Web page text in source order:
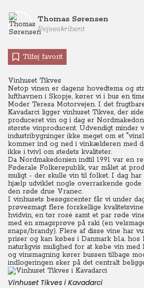
Thomas Sørensen
Rejseskribent
Tilføj favorit
Vinhuset Tikves
Netop vinen er dagens hovedtema og
lufthavnen i Skopje, kører vi i bus en
Moder Teresa Motorvejen. I det
Kavadarci ligger vinhuset Tikves, der
produceret vin og i dag er
største vinproducent. Udvendigt minder
industribygninger ikke meget om et
kommer ind og ned i vinkælderen med
ikke i tvivl om stedets kvaliteter.
Da Nordmakedonien indtil 1991 var en
Føderale Folkerepublik, var målet at
muligt - der skulle vin til folket. I dag har
hjælp udviklet nogle overraskende gode
den røde drue Vranec.
I vinhusets besøgscenter får vi under
prøvesmagt flere forskellige
hvidvin, en tør rosé samt et par røde
med en smagsprøve på raki (en
snaps/brandy). Flere af disse vine har
priser og kan købes i Danmark bl.a.
naturligvis mulighed for at købe vin med
og vinsmagning kører bussen tilbage
indlogeringen sker på det centralt
Vinhuset Tikves i Kavadarci